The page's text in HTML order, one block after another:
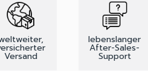
Versand
lebenslanger
After-Sales-
Support